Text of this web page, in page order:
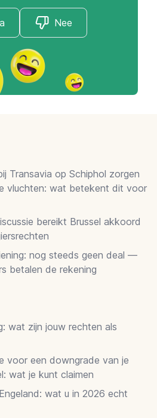
Nee
Transavia op Schiphol zorgen
vluchten: wat betekent dit voor
bereikt Brussel akkoord
nog steeds geen deal —
betalen de rekening
wat zijn jouw rechten als
voor een downgrade van je
wat je kunt claimen
wat u in 2026 echt